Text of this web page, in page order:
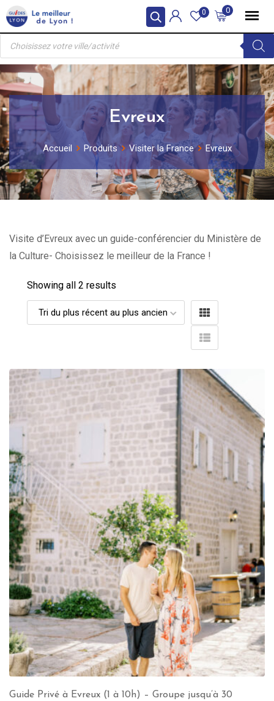
Skip
to
content
0
0
Recherche
produits
Evreux
Accueil Produits Visiter la France Evreux
Visite d’Evreux avec un guide-conférencier du Ministère de
la Culture- Choisissez le meilleur de la France !
Showing all 2 results
Guide Privé à Evreux (1 à 10h) – Groupe jusqu’à 30